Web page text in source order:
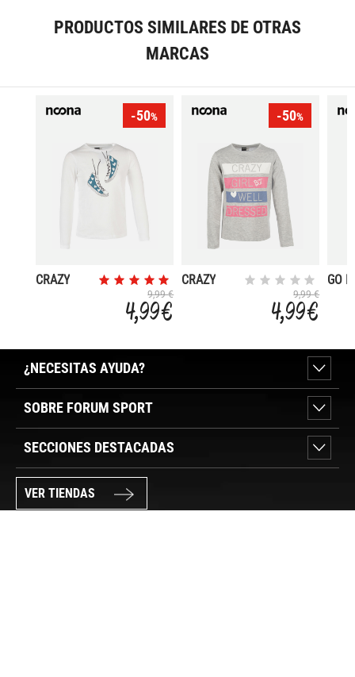
PRODUCTOS SIMILARES DE OTRAS
MARCAS
-50%
CRAZY
9,99 €
4,99 €
-50%
CRAZY
9,99 €
4,99 €
GO
¿NECESITAS AYUDA?
SOBRE FORUM SPORT
SECCIONES DESTACADAS
VER TIENDAS